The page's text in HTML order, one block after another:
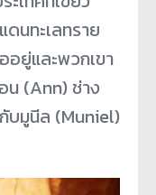
ดนทะเลทราย
อยู่และพวกเขา
น (Ann) ช่าง
บมูนีล (Muniel)